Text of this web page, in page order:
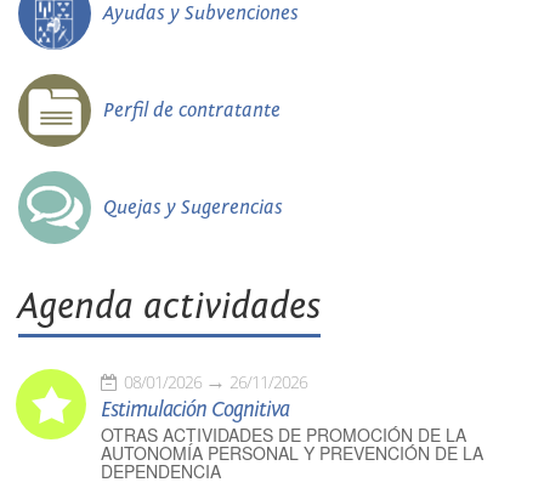
Ayudas y Subvenciones
Perfil de contratante
Quejas y Sugerencias
Agenda actividades
08/01/2026 26/11/2026
Estimulación Cognitiva
OTRAS ACTIVIDADES DE PROMOCIÓN DE LA
AUTONOMÍA PERSONAL Y PREVENCIÓN DE LA
DEPENDENCIA